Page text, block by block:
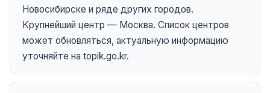
Новосибирске и ряде других городов.
Крупнейший центр — Москва. Список центров
может обновляться, актуальную информацию
уточняйте на topik.go.kr.